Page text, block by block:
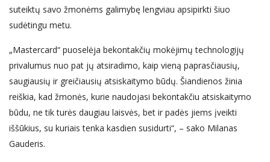
suteiktų savo žmonėms galimybę lengviau apsipirkti šiuo
sudėtingu metu.
„Mastercard“ puoselėja bekontakčių mokėjimų technologijų
privalumus nuo pat jų atsiradimo, kaip vieną paprasčiausių,
saugiausių ir greičiausių atsiskaitymo būdų. Šiandienos žinia
reiškia, kad žmonės, kurie naudojasi bekontakčiu atsiskaitymo
būdu, ne tik turės daugiau laisvės, bet ir padės jiems įveikti
iššūkius, su kuriais tenka kasdien susidurti“, – sako Milanas
Gauderis.